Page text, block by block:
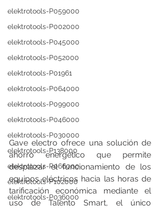
elektrotools-P059000
elektrotools-P002000
elektrotools-P045000
elektrotools-P052000
elektrotools-P01961
elektrotools-P064000
elektrotools-P099000
elektrotools-P046000
elektrotools-P030000
elektrotools-P138000
elektrotools-P066000
elektrotools-P102000
elektrotools-P036000
Gave electro ofrece una solución de
ahorro energético que permite
desplazar el funcionamiento de los
equipos eléctricos hacia las horas de
tarificación económica mediante el
uso de Talento Smart, el único